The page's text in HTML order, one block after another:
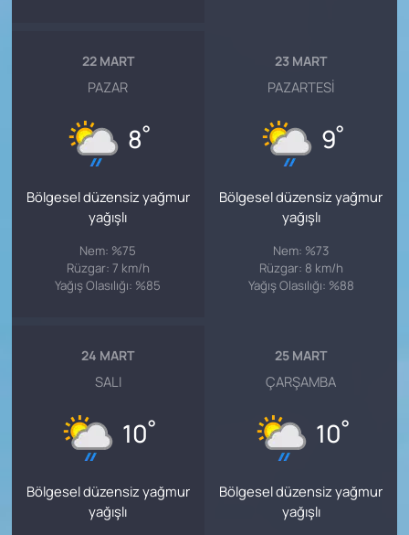
22 MART
PAZAR
8°
Bölgesel düzensiz yağmur
yağışlı
Nem: %75
Rüzgar: 7 km/h
Yağış Olasılığı: %85
23 MART
PAZARTESI
9°
Bölgesel düzensiz yağmur
yağışlı
Nem: %73
Rüzgar: 8 km/h
Yağış Olasılığı: %88
24 MART
SALI
10°
Bölgesel düzensiz yağmur
yağışlı
25 MART
ÇARŞAMBA
10°
Bölgesel düzensiz yağmur
yağışlı